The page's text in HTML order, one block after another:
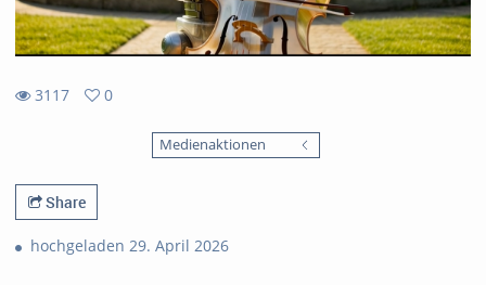
3117
0
Medienaktionen
Share
hochgeladen 29. April 2026